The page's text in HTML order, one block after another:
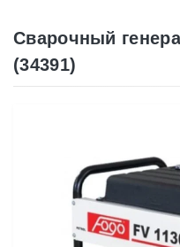
Сварочный
(34391)